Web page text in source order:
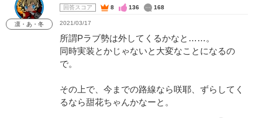
凛・あ・冬
回答スコア 8 136 168
2021/03/17
所謂Pラブ勢は外してくるかなと……。
同時実装とかじゃないと大変なことになるの
で。
その上で、今までの路線なら咲耶、ずらしてく
るなら甜花ちゃんかなーと。